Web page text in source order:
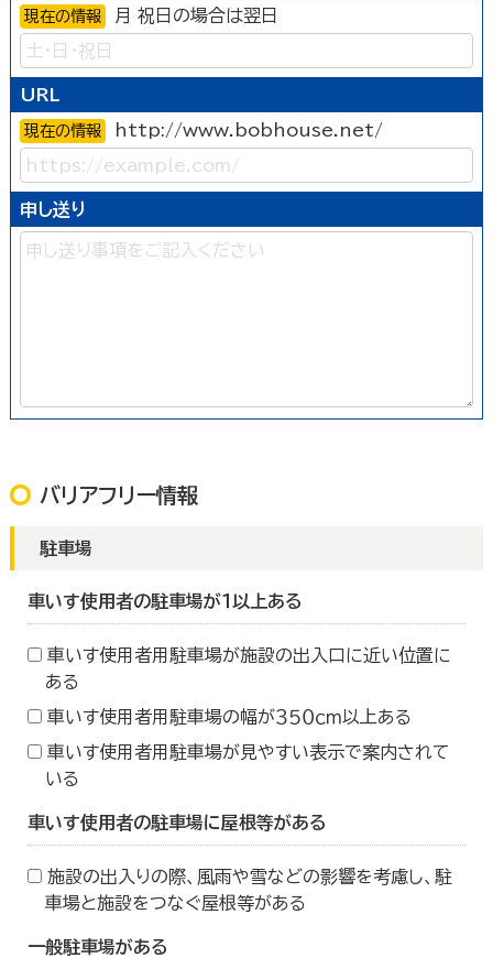
現在の情報 月 祝日の場合は翌日
URL
現在の情報 http://www.bobhouse.net/
申し送り
バリアフリー情報
駐車場
車いす使用者の駐車場が１以上ある
車いす使用者用駐車場が施設の出入口に近い位置に
ある
車いす使用者用駐車場の幅が３５０ｃｍ以上ある
車いす使用者用駐車場が見やすい表示で案内されて
いる
車いす使用者の駐車場に屋根等がある
施設の出入りの際、風雨や雪などの影響を考慮し、駐
車場と施設をつなぐ屋根等がある
一般駐車場がある